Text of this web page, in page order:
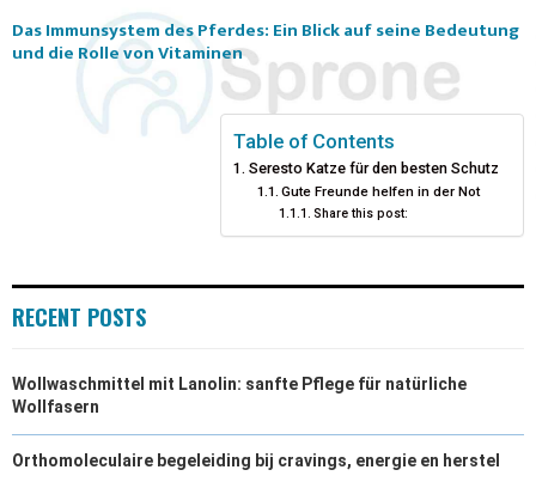
Das Immunsystem des Pferdes: Ein Blick auf seine Bedeutung
und die Rolle von Vitaminen
Table of Contents
Seresto Katze für den besten Schutz
Gute Freunde helfen in der Not
Share this post:
RECENT POSTS
Wollwaschmittel mit Lanolin: sanfte Pflege für natürliche
Wollfasern
Orthomoleculaire begeleiding bij cravings, energie en herstel